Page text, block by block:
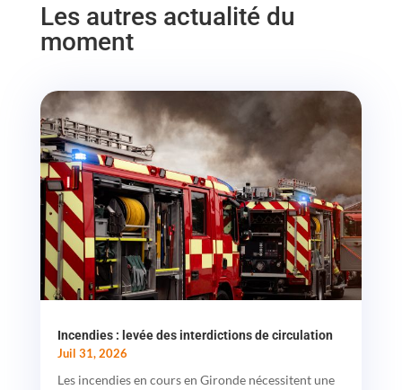
Les autres actualité du
moment
Incendies : levée des interdictions de circulation
Juil 31, 2026
Les incendies en cours en Gironde nécessitent une